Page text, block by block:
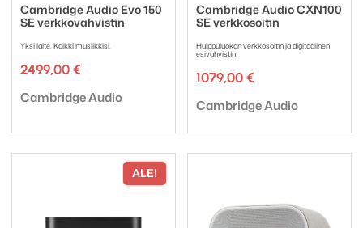
Cambridge Audio Evo 150
SE verkkovahvistin
Yksi laite. Kaikki musiikkisi.
2499,00 €
Tuotemerkki:
Cambridge Audio
Cambridge Audio CXN100
SE verkkosoitin
Huippuluokan verkkosoitin ja digitaalinen
esivahvistin
1079,00 €
Tuotemerkki:
Cambridge Audio
ALE!